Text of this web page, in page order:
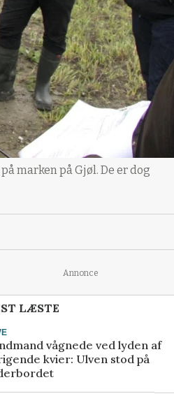
marken på Gjøl. De er dog
Annonce
LÆSTE
vågnede ved lyden af
kvier: Ulven stod på